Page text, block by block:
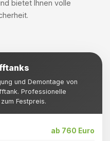
bietet Ihnen volle
und Demontage von
Professionelle
Festpreis.
ab 760 Euro